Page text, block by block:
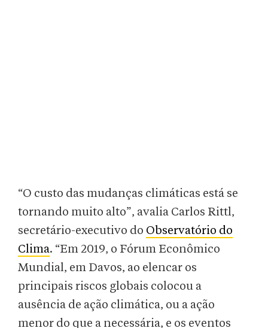
“O custo das mudanças climáticas está se
tornando muito alto”, avalia Carlos Rittl,
secretário-executivo do Observatório do
Clima. “Em 2019, o Fórum Econômico
Mundial, em Davos, ao elencar os
principais riscos globais colocou a
ausência de ação climática, ou a ação
menor do que a necessária, e os eventos